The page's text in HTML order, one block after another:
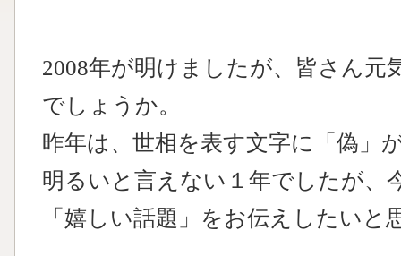
2008年が明けましたが、皆さん元
でしょうか。
昨年は、世相を表す文字に「偽」
明るいと言えない１年でしたが、
「嬉しい話題」をお伝えしたいと